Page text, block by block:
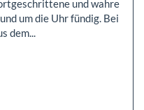
und wahre
um die Uhr fündig. Bei
dem...